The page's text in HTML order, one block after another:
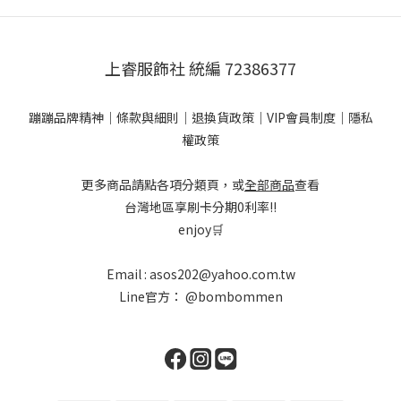
上睿服飾社 統編 72386377
蹦蹦品牌精神｜ 條款與細則 ｜ 退換貨政策｜ VIP會員制度｜ 隱私
權政策
更多商品請點各項分類頁，或全部商品查看
台灣地區享刷卡分期0利率!!
enjoy🛒
Email : asos202@yahoo.com.tw
Line官方： @bombommen